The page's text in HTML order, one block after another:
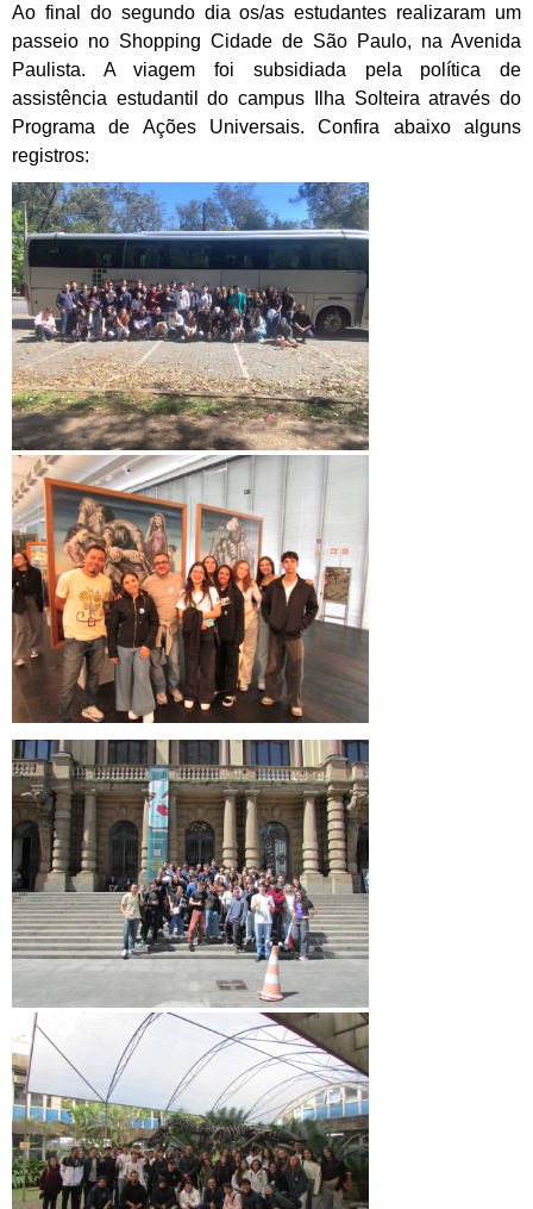
Ao final do segundo dia os/as estudantes realizaram um
passeio no Shopping Cidade de São Paulo, na Avenida
Paulista. A viagem foi subsidiada pela política de
assistência estudantil do campus Ilha Solteira através do
Programa de Ações Universais. Confira abaixo alguns
registros: